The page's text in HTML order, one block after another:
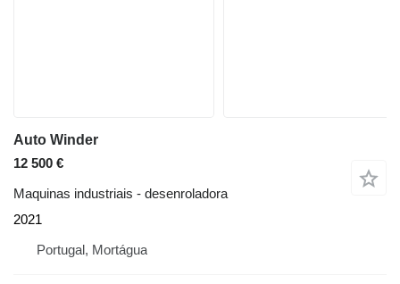
Auto Winder
12 500 €
Maquinas industriais - desenroladora
2021
Portugal, Mortágua